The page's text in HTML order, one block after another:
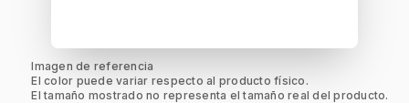
Imagen de referencia
El color puede variar respecto al producto físico.
El tamaño mostrado no representa el tamaño real del producto.